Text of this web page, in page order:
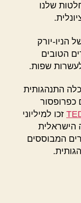
שלנו
הניו-יורק
הטובים
התנהגותית
כפרופסור
זכו למיליוני
הישראלית
המבוססים